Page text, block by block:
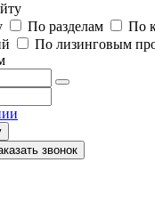
По разделам
По
По лизинговым
звонок